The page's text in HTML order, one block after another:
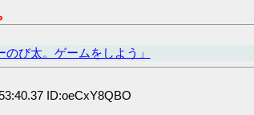
び太。ゲームをしよう」
ID:oeCxY8QBO